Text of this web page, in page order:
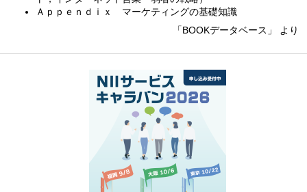
Ａｐｐｅｎｄｉｘ マーケティングの基礎知識
「BOOKデータベース」 より